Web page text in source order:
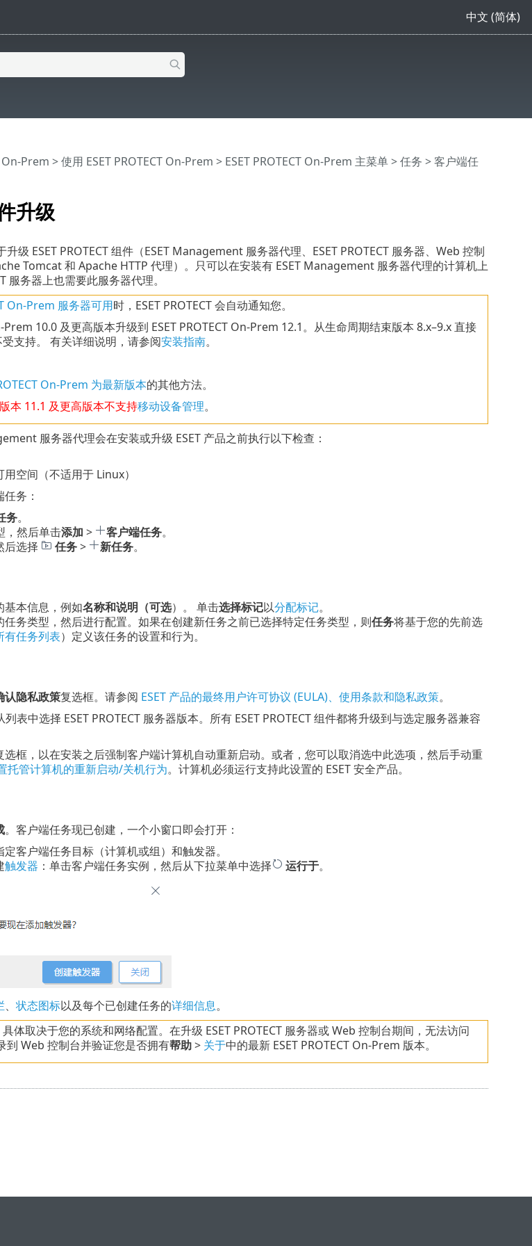
中文 (简体)
升级
On-Prem >使用 ESET PROTECT On-Prem > ESET PROTECT On-Prem 主菜单>任务 >客户端任
升级 ESET PROTECT 组件（ESET Management 服务器代理、ESET PROTECT 服务器、Web 控制
Tomcat 和 Apache HTTP 代理）。只可以在安装有 ESET Management 服务器代理的计算机上
服务器上也需要此服务器代理。
On-Prem 服务器可用时，ESET PROTECT 会自动通知您。
Prem 10.0 及更高版本升级到 ESET PROTECT On-Prem 12.1。从生命周期结束版本 8.x–9.x 直接
支持。 有关详细说明，请参阅安装指南。
On-Prem 为最新版本的其他方法。
版本 11.1 及更高版本不支持移动设备管理。
服务器代理会在安装或升级 ESET 产品之前执行以下检查：
空间（不适用于 Linux）
务：
务。
，然后单击添加 > 客户端任务。
后选择 任务> 新任务。
基本信息，例如名称和说明（可选）。 单击选择标记以分配标记。
务类型，然后进行配置。如果在创建新任务之前已选择特定任务类型，则任务将基于您的先前选
有任务列表）定义该任务的设置和行为。
认隐私政策复选框。请参阅 ESET 产品的最终用户许可协议 (EULA)、使用条款和隐私政策。
表中选择 ESET PROTECT 服务器版本。所有 ESET PROTECT 组件都将升级到与选定服务器兼容
选框，以在安装之后强制客户端计算机自动重新启动。或者，您可以取消选中此选项，然后手动重
托管计算机的重新启动/关机行为。计算机必须运行支持此设置的 ESET 安全产品。
。客户端任务现已创建，一个小窗口即会打开：
定客户端任务目标（计算机或组）和触发器。
触发器 ：单击客户端任务实例，然后从下拉菜单中选择 运行于。
、 状态图标以及每个已创建任务的详细信息。
体取决于您的系统和网络配置。在升级 ESET PROTECT 服务器或 Web 控制台期间，无法访问
到 Web 控制台并验证您是否拥有帮助> 关于中的最新 ESET PROTECT On-Prem 版本。